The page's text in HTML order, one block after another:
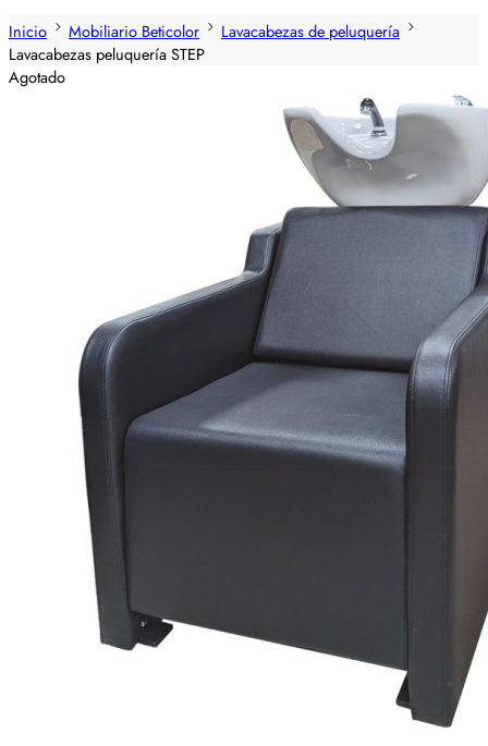
Inicio
Mobiliario Beticolor
Lavacabezas de peluquería
Lavacabezas peluquería STEP
Agotado